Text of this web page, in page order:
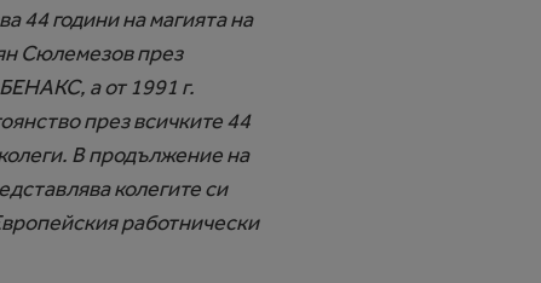
44 години на магията на
Сюлемезов през
а от 1991 г.
през всичките 44
В продължение на
колегите си
работнически